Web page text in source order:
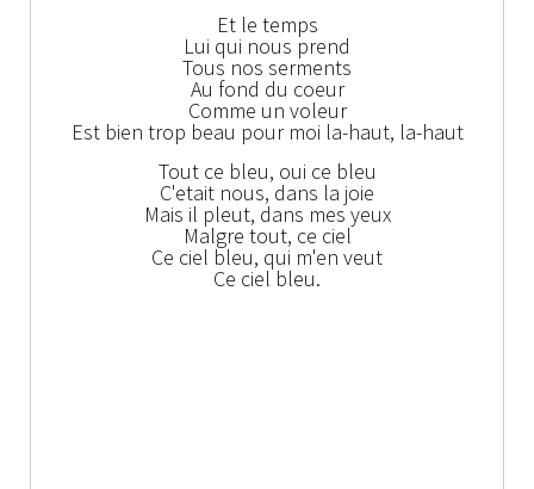
Et le temps
Lui qui nous prend
Tous nos serments
Au fond du coeur
Comme un voleur
Est bien trop beau pour moi la-haut, la-haut
Tout ce bleu, oui ce bleu
C'etait nous, dans la joie
Mais il pleut, dans mes yeux
Malgre tout, ce ciel
Ce ciel bleu, qui m'en veut
Ce ciel bleu.